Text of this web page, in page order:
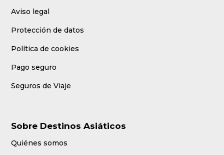
Aviso legal
Protección de datos
Política de cookies
Pago seguro
Seguros de Viaje
Sobre Destinos Asiáticos
Quiénes somos